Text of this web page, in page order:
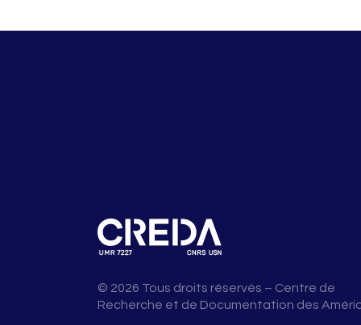
© 2026 Tous droits réservés – Centre de
Recherche et de Documentation des